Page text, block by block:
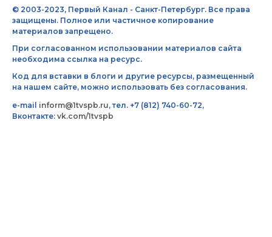
© 2003-2023, Первый Канал - Санкт-Петербург. Все права
защищены. Полное или частичное копирование
материалов запрещено.
При согласованном использовании материалов сайта
необходима ссылка на ресурс.
Код для вставки в блоги и другие ресурсы, размещенный
на нашем сайте, можно использовать без согласования.
e-mail inform@1tvspb.ru, тел. +7 (812) 740-60-72,
Вконтакте: vk.com/1tvspb